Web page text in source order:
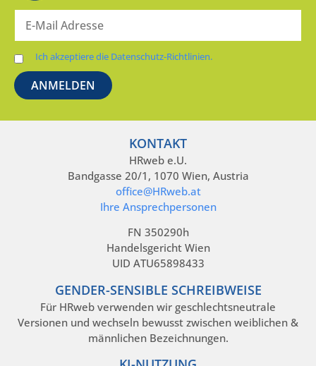
Ich akzeptiere die Datenschutz-Richtlinien.
KONTAKT
HRweb e.U.
Bandgasse 20/1, 1070 Wien, Austria
office@HRweb.at
Ihre Ansprechpersonen
FN 350290h
Handelsgericht Wien
UID ATU65898433
GENDER-SENSIBLE SCHREIBWEISE
Für HRweb verwenden wir geschlechtsneutrale
Versionen und wechseln bewusst zwischen weiblichen &
männlichen Bezeichnungen.